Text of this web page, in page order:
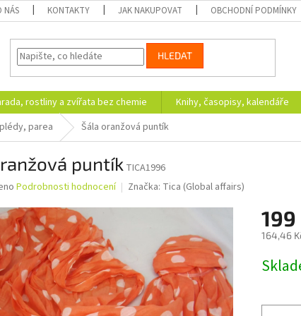
NÁS KONTAKTY JAK NAKUPOVAT OBCHODNÍ PODMÍNKY
HLEDAT
rostliny a zvířata bez chemie Knihy, časopisy, kalendáře
parea Šála oranžová puntík
puntík TICA1996
Podrobnosti hodnocení Značka: Tica (Global affairs)
199
164,46
cena: